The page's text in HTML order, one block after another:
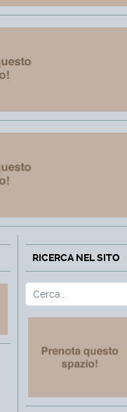
RICERCA NEL SITO
Cerca